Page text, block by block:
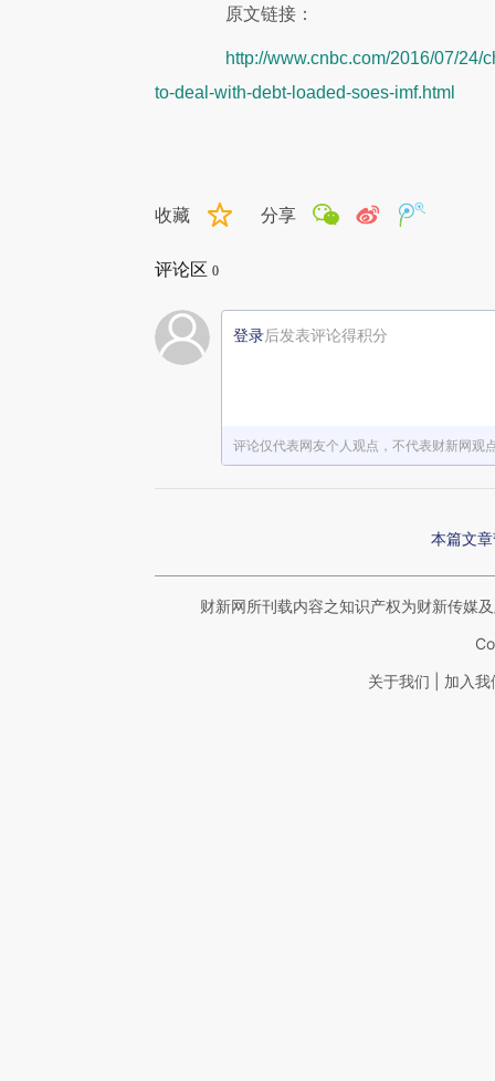
原文链接：
http://www.cnbc.com/2016/07/24/
to-deal-with-debt-loaded-soes-imf.html
收藏 分享
评论区 0
登录后发表评论得积分
评论仅代表网友个人观点，不代表财新网观
本篇文
财新网所刊载内容之知识产权为财新传媒
关于我们 加入我